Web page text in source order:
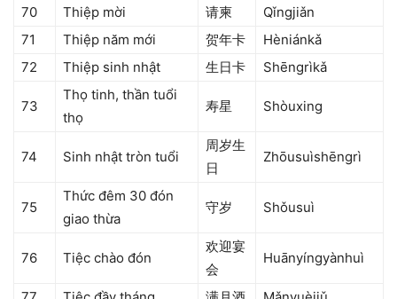
70
Thiệp mời 请柬
Qǐngjiǎn
71
Thiệp năm mới 贺年卡
Hèniánkǎ
72
Thiệp sinh nhật 生日卡 Shēngrìkǎ
73
Thọ tinh, thần tuổi
thọ
寿星 Shòuxing
74 Sinh nhật tròn tuổi
周岁生
日
Zhōusuìshēngrì
75
Thức đêm 30 đón
giao thừa
守岁 Shǒusuì
76 Tiệc chào đón
欢迎宴
会
Huānyíngyànhuì